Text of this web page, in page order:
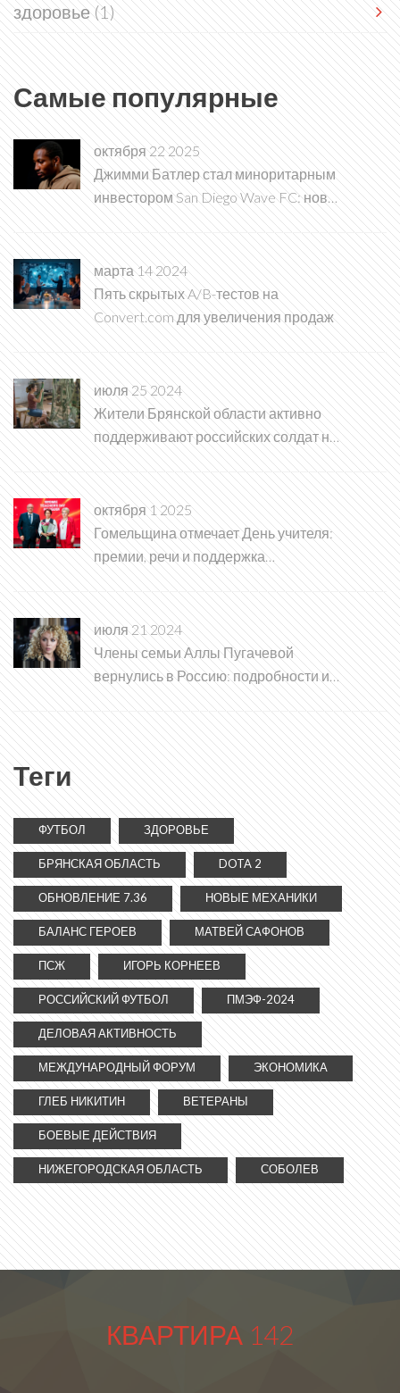
здоровье(1)
Самые популярные
октября 22 2025
Джимми Батлер стал миноритарным
инвестором San Diego Wave FC: новая
глава в женском футболе
марта 14 2024
Пять скрытых A/B-тестов на
Convert.com для увеличения продаж
июля 25 2024
Жители Брянской области активно
поддерживают российских солдат на
специальной военной операции
октября 1 2025
Гомельщина отмечает День учителя:
премии, речи и поддержка
президента
июля 21 2024
Члены семьи Аллы Пугачевой
вернулись в Россию: подробности и
причины
Теги
ФУТБОЛ ЗДОРОВЬЕ
БРЯНСКАЯ ОБЛАСТЬ DOTA 2
ОБНОВЛЕНИЕ 7.36 НОВЫЕ МЕХАНИКИ
БАЛАНС ГЕРОЕВ МАТВЕЙ САФОНОВ
ПСЖ ИГОРЬ КОРНЕЕВ
РОССИЙСКИЙ ФУТБОЛ ПМЭФ-2024
ДЕЛОВАЯ АКТИВНОСТЬ
МЕЖДУНАРОДНЫЙ ФОРУМ ЭКОНОМИКА
ГЛЕБ НИКИТИН ВЕТЕРАНЫ
БОЕВЫЕ ДЕЙСТВИЯ
НИЖЕГОРОДСКАЯ ОБЛАСТЬ СОБОЛЕВ
КВАРТИРА 142